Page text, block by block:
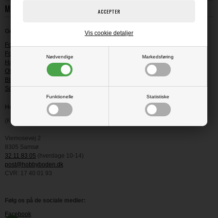
Nødvendige Markedsføring
Funktionelle Statistiske
Vis cookie detaljer
MIN KONTO
Genveje
Fortrydelsesret
Fortryd dit køb -KLIK HER
Handelsbetingelser
OUTLET-butikken
Blog
Scrapskolen
Hobbyboden Scrapworld
(Kontor og lager - vi har IKKE nogen fysisk butik)
Viemosevej 2
8305 Samsø
32 11 83 05 (hverdage 10-14)
post@hobbyboden.dk
CVR: 17 40 01 93
Følg os på de sociale medier:
Facebook